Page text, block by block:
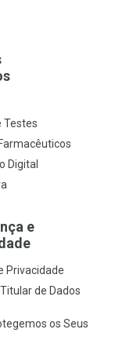
Testes
Digital
e
Privacidade
de Dados
os Seus